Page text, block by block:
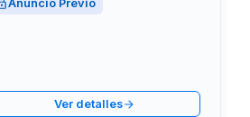
Anuncio Previo
Ver detalles